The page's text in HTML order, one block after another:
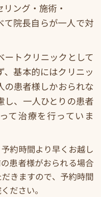
ング・施術・
て院長自らが一人で対
ートクリニックとして
、基本的にはクリニッ
の患者様しかおられな
し、一人ひとりの患者
て治療を行っていま
約時間より早くお越し
患者様がおられる場合
きますので、予約時間
ださい。